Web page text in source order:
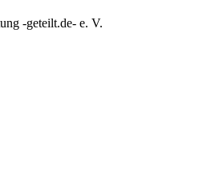
-geteilt.de- e. V.